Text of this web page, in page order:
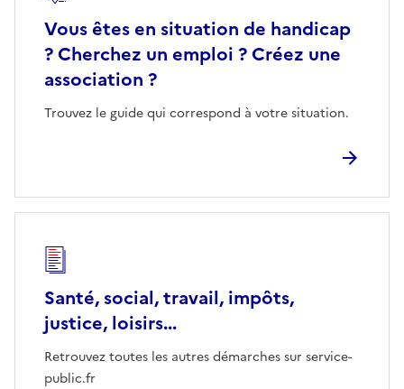
Vous êtes en situation de handicap
? Cherchez un emploi ? Créez une
association ?
Trouvez le guide qui correspond à votre situation.
Santé, social, travail, impôts,
justice, loisirs...
Retrouvez toutes les autres démarches sur service-
public.fr